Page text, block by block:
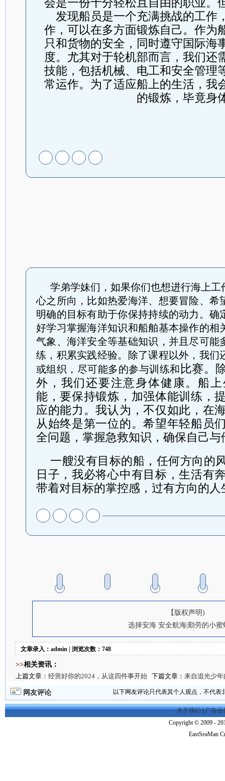
会是一份十分轻松且自由的职业。
发现船员是一个充满挑战的工作
作，可以在多方面锻炼自己。 作为
只和货物的安全，同时遵守国际海
度。尤其对于轮机部而言，我们还
技能，包括机械、电工和安全管理
常运作。为了适应船上的生活，我
的锻炼，毕竟身
安 全 航
学弟学妹们，如果你们也想进行海上
心之所向，比如热爱海洋、想要冒险、希
明确的目标有助于你保持持续的动力。确
好学习掌握海洋知识和船舶基本操作的相
气象、海洋安全等基础知识，并且尽可能
练，积累实践经验。除了课程以外，我们
或组织，尽可能多的参与训练和 比赛。
外，我们还要注意身体健康。船
能，要保持锻炼，加强体能训练，
应的能力。我认为，不仅如此，在
从始终是第一位的。希望年轻船员
全问题，掌握急救知识，确保自己
一艘没有目标的船，任何方向的
日子，我必将心中有目标，生活有
带着对目标的掌控感，过有方向的人
【版权声明)
选择安海 安全航海|勤劳的小蜜
文章录入：admin | 浏览次数：748
>>相关资讯：
上篇文章： 经营好你的2024，从这四件事开始 下篇文章： 来自追光少
网友评论 以下网友评论只代表其个人观点，不代
关于我们|广告合
Copyright © 2009 -
EastSeaMan